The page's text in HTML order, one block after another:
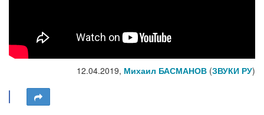
12.04.2019, Михаил БАСМАНОВ (ЗВУКИ РУ)